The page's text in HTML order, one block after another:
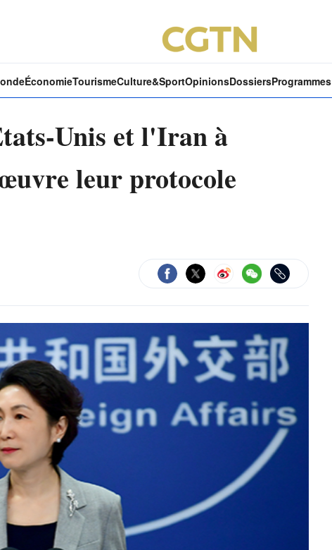
ÉconomieTourismeCulture&SportOpinionsDossiersProgrammes
Unis et l'Iran à
leur protocole